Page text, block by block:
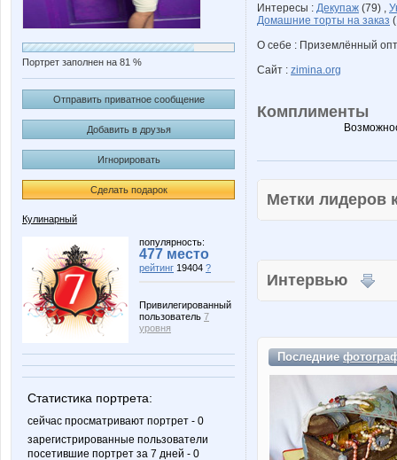
Портрет заполнен на 81 %
Отправить приватное сообщение
Добавить в друзья
Игнорировать
Сделать подарок
Кулинарный
популярность:
477 место
рейтинг 19404 ?
Привилегированный
пользователь 7
уровня
Статистика портрета:
сейчас просматривают портрет - 0
зарегистрированные пользователи
посетившие портрет за 7 дней - 0
Интересы : Декупаж (79) ,
Домашние торты на заказ
О себе : Приземлённый
Сайт : zimina.org
Комплименты
Метки
Интервью
Последние